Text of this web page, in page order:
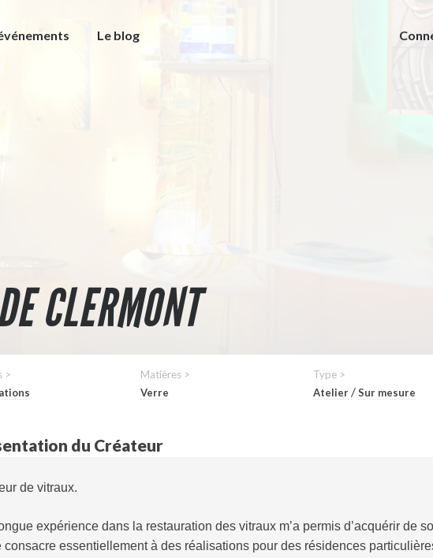
Le blog
CLERMONT
>
Matières >
Verre
Type >
Atelier /Sur mesure
du Créateur
de vitraux.
expérience dans la restauration des vitraux m’a permis d’acquérir de
consacre essentiellement à des réalisations pour des résidences